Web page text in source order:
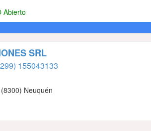
Abierto
SRL
155043133
Neuquén